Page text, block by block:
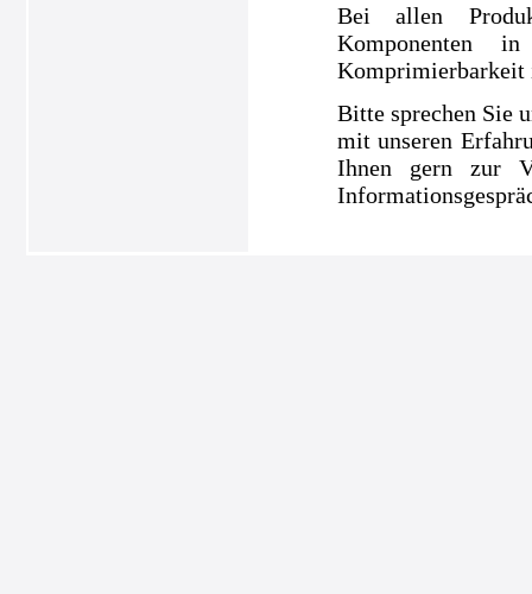
Bei allen
Komponenten
Bitte sprechen Sie
mit unseren
Ihnen gern zur